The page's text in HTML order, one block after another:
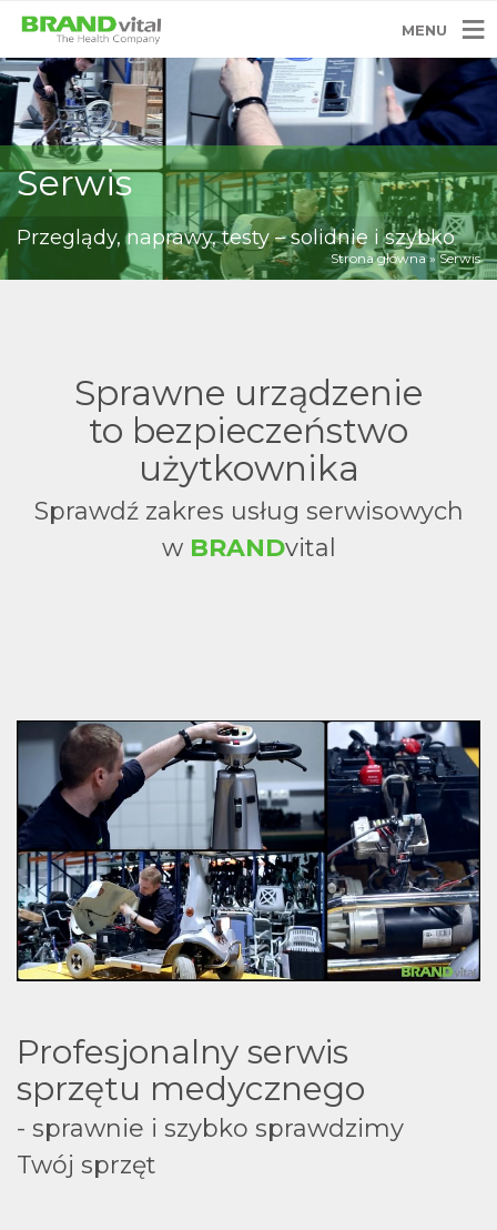
MENU
Serwis
Przeglądy, naprawy, testy – solidnie i szybko
Strona główna»Serwis
Sprawne urządzenie
to bezpieczeństwo
użytkownika
Sprawdź zakres usług serwisowych
w BRANDvital
Profesjonalny serwis
sprzętu medycznego
- sprawnie i szybko sprawdzimy
Twój sprzęt